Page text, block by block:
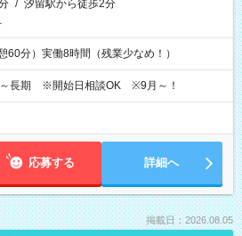
/ 汐留駅から徒歩2分
60分）実働8時間（残業少なめ！）
～長期 ※開始日相談OK ※9月～！
応募する 詳細へ
掲載日：2026.08.05